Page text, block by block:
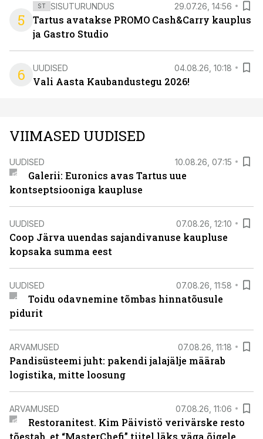
5
ST SISUTURUNDUS 29.07.26, 14:56
Tartus avatakse PROMO Cash&Carry kauplus
ja Gastro Studio
6 UUDISED 04.08.26, 10:18
Vali Aasta Kaubandustegu 2026!
VIIMASED UUDISED
UUDISED 10.08.26, 07:15
Galerii: Euronics avas Tartus uue
kontseptsiooniga kaupluse
UUDISED 07.08.26, 12:10
Coop Järva uuendas sajandivanuse kaupluse
kopsaka summa eest
UUDISED 07.08.26, 11:58
Toidu odavnemine tõmbas hinnatõusule
pidurit
ARVAMUSED 07.08.26, 11:18
Pandisüsteemi juht: pakendi jalajälje määrab
logistika, mitte loosung
ARVAMUSED 07.08.26, 11:06
Restoranitest. Kim Päivistö verivärske resto
tõestab, et “MasterChefi” tiitel läks väga õigele